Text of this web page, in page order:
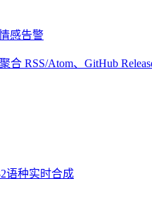
感告警
合 RSS/Atom、GitHub
语种实时合成